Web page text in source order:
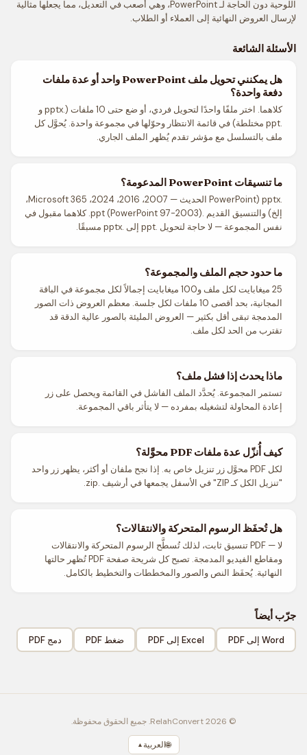
اللوحية دون الحاجة لـ PowerPoint، وهي أصعب في التعديل، مما يجعلها مثالية
لإرسال العروض النهائية إلى العملاء أو الطلاب.
الأسئلة الشائعة
هل يمكنني تحويل ملف PowerPoint واحد أو عدة ملفات
دفعة واحدة؟
كلاهما. اختر ملفًا واحدًا لتحويل فردي، أو ضع حتى 10 ملفات (.pptx و
.ppt مختلطة) في قائمة الانتظار وحوّلها في مجموعة واحدة. يُحوَّل كل
ملف بالتسلسل مع مؤشر تقدم يُظهر الملف الجاري.
ما تنسيقات PowerPoint المدعومة؟
.pptx (PowerPoint الحديث — 2007، 2016، 2024، Microsoft 365،
إلخ) والتنسيق القديم .ppt (PowerPoint 97-2003). كلاهما مقبول في
نفس المجموعة — لا حاجة لتحويل .ppt إلى .pptx مسبقًا.
ما حدود حجم الملف والمجموعة؟
25 ميغابايت لكل ملف و100 ميغابايت إجمالاً لكل مجموعة في الباقة
المجانية، بحد أقصى 10 ملفات لكل جلسة. معظم العروض ذات الصور
المدمجة تبقى أقل بكثير — العروض المليئة بالصور عالية الدقة قد
تقترب من الحد لكل ملف.
ماذا يحدث إذا فشل ملف؟
تستمر المجموعة. يُحدَّد الملف الفاشل في القائمة ويحصل على زر
إعادة المحاولة لتشغيله بمفرده — لا يتأثر باقي المجموعة.
كيف أُنزّل عدة ملفات PDF محوَّلة؟
لكل PDF محوَّل زر تنزيل خاص به. إذا نجح ملفان أو أكثر، يظهر زر واحد
"تنزيل الكل كـ ZIP" في الأسفل يجمعها في أرشيف .zip.
هل تُحفَظ الرسوم المتحركة والانتقالات؟
لا — PDF تنسيق ثابت، لذلك تُسطَّح الرسوم المتحركة والانتقالات
ومقاطع الفيديو المدمجة. تصبح كل شريحة صفحة PDF تُظهر حالتها
النهائية. يُحفَظ النص والصور والمخططات والتخطيط بالكامل.
جرّب أيضاً
Word إلى PDF Excel إلى PDF ضغط PDF دمج PDF
© 2026 RelahConvert. جميع الحقوق محفوظة.
🌐العربية ▲